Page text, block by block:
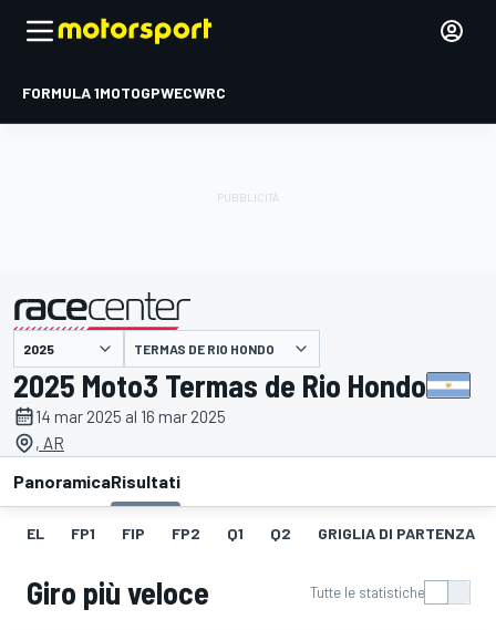
FORMULA 1MOTOGPWECWRC
presentato da TERMAS DE RIO HONDO
2025 Moto3 Termas de Rio Hondo
14 mar 2025 al 16 mar 2025
, AR
PanoramicaRisultati
EL FP1 FIP FP2 Q1 Q2 GRIGLIA DI PARTENZA
Giro più veloce Tutte le statistiche